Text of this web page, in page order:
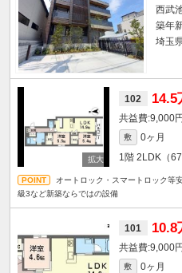
西武
築年
埼玉
102 14.5
9,000円
敷 0ヶ月
1階 2LDK（
オートロック・スマートロック等
級3など新築ならではの設備
101 10.8
9,000円
敷 0ヶ月